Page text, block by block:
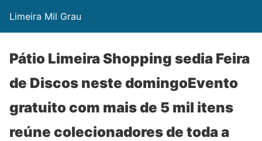
Limeira Mil Grau
Pátio Limeira Shopping sedia Feira
de Discos neste domingoEvento
gratuito com mais de 5 mil itens
reúne colecionadores de toda a